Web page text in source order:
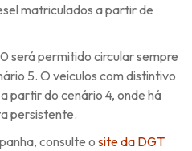
matriculados a partir de
será permitido circular sempre
5. O veículos com distintivo
partir do cenário 4, onde há
persistente.
consulte o site da DGT